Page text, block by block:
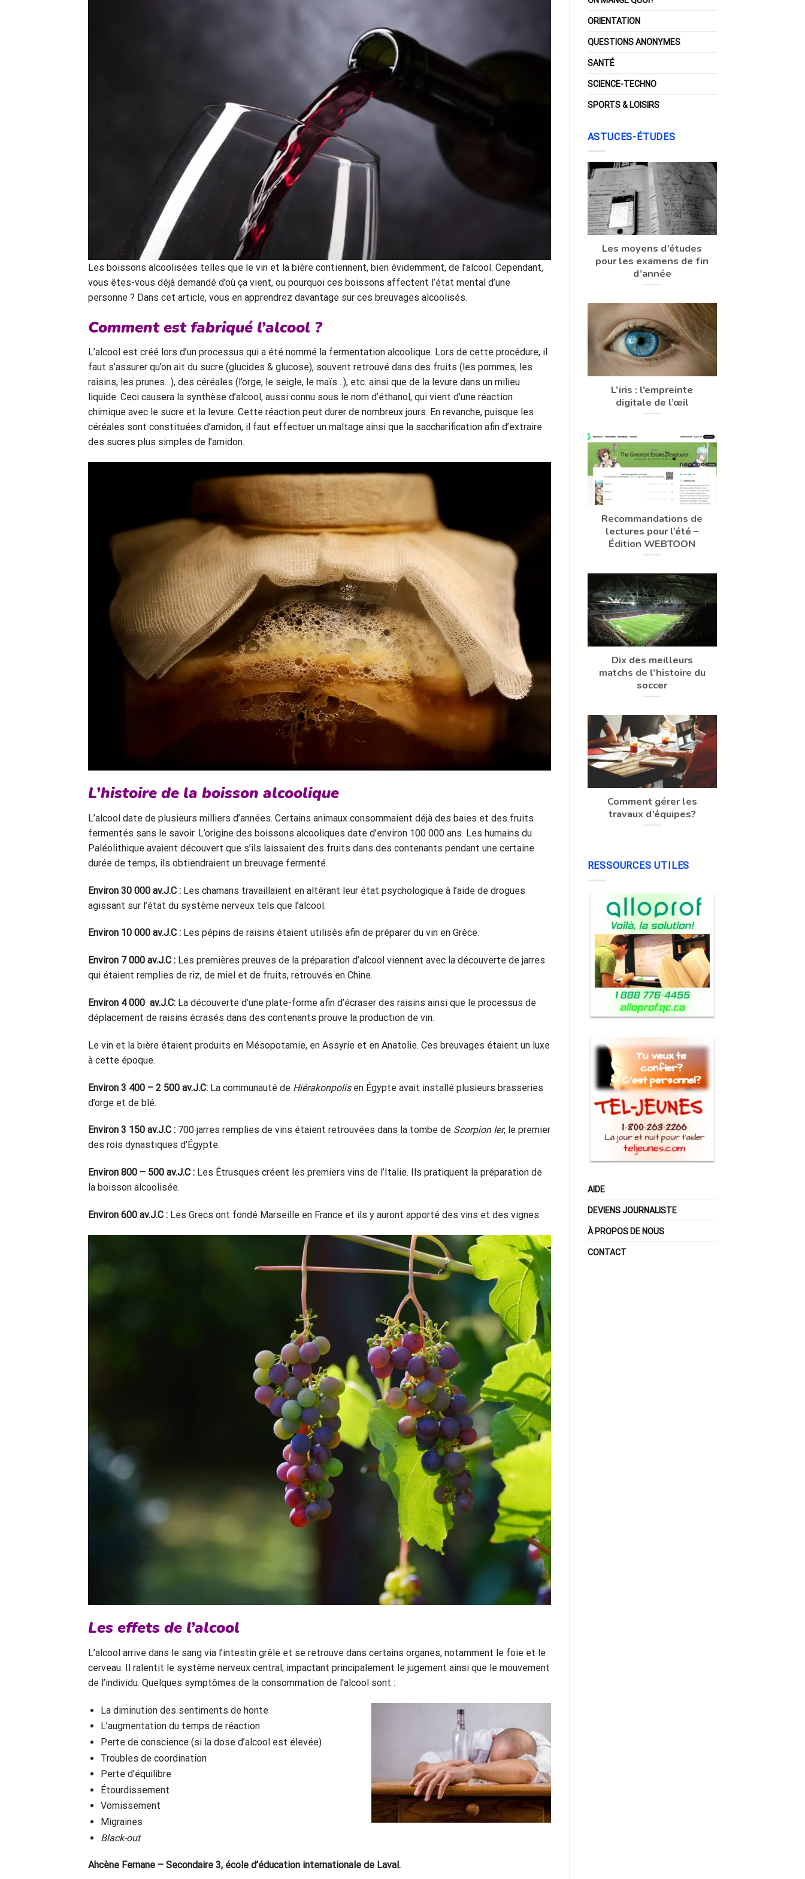
Les boissons alcoolisées telles que le vin et la bière contiennent, bien évidemment, de l’alcool. Cependant,
vous êtes-vous déjà demandé d’où ça vient, ou pourquoi ces boissons affectent l’état mental d’une
personne ? Dans cet article, vous en apprendrez davantage sur ces breuvages alcoolisés.
Comment est fabriqué l’alcool ?
L’alcool est créé lors d’un processus qui a été nommé la fermentation alcoolique. Lors de cette procédure, il
faut s’assurer qu’on ait du sucre (glucides & glucose), souvent retrouvé dans des fruits (les pommes, les
raisins, les prunes…), des céréales (l’orge, le seigle, le maïs…), etc. ainsi que de la levure dans un milieu
liquide. Ceci causera la synthèse d’alcool, aussi connu sous le nom d’éthanol, qui vient d’une réaction
chimique avec le sucre et la levure. Cette réaction peut durer de nombreux jours. En revanche, puisque les
céréales sont constituées d’amidon, il faut effectuer un maltage ainsi que la saccharification afin d’extraire
des sucres plus simples de l’amidon.
L’histoire de la boisson alcoolique
L’alcool date de plusieurs milliers d’années. Certains animaux consommaient déjà des baies et des fruits
fermentés sans le savoir. L’origine des boissons alcooliques date d’environ 100 000 ans. Les humains du
Paléolithique avaient découvert que s’ils laissaient des fruits dans des contenants pendant une certaine
durée de temps, ils obtiendraient un breuvage fermenté.
Environ 30 000 av.J.C : Les chamans travaillaient en altérant leur état psychologique à l’aide de drogues
agissant sur l’état du système nerveux tels que l’alcool.
Environ 10 000 av.J.C : Les pépins de raisins étaient utilisés afin de préparer du vin en Grèce.
Environ 7 000 av.J.C : Les premières preuves de la préparation d’alcool viennent avec la découverte de jarres
qui étaient remplies de riz, de miel et de fruits, retrouvés en Chine.
Environ 4 000 av.J.C: La découverte d’une plate-forme afin d’écraser des raisins ainsi que le processus de
déplacement de raisins écrasés dans des contenants prouve la production de vin.
Le vin et la bière étaient produits en Mésopotamie, en Assyrie et en Anatolie. Ces breuvages étaient un luxe
à cette époque.
Environ 3 400 – 2 500 av.J.C: La communauté de Hiérakonpolisen Égypte avait installé plusieurs brasseries
d’orge et de blé.
Environ 3 150 av.J.C : 700 jarres remplies de vins étaient retrouvées dans la tombe de Scorpion Ier, le premier
des rois dynastiques d’Égypte.
Environ 800 – 500 av.J.C : Les Étrusques créent les premiers vins de l’Italie. Ils pratiquent la préparation de
la boisson alcoolisée.
Environ 600 av.J.C : Les Grecs ont fondé Marseille en France et ils y auront apporté des vins et des vignes.
Les effets de l’alcool
L’alcool arrive dans le sang via l’intestin grêle et se retrouve dans certains organes, notamment le foie et le
cerveau. Il ralentit le système nerveux central, impactant principalement le jugement ainsi que le mouvement
de l’individu. Quelques symptômes de la consommation de l’alcool sont :
La diminution des sentiments de honte
L’augmentation du temps de réaction
Perte de conscience (si la dose d’alcool est élevée)
Troubles de coordination
Perte d’équilibre
Étourdissement
Vomissement
Migraines
Black-out
Ahcène Fernane – Secondaire 3, école d’éducation internationale de Laval.
ORIENTATION
QUESTIONS ANONYMES
SANTÉ
SCIENCE-TECHNO
SPORTS & LOISIRS
ASTUCES-ÉTUDES
Les moyens d’études
pour les examens de fin
d’année
L’iris : l’empreinte
digitale de l’œil
Recommandations de
lectures pour l’été –
Édition WEBTOON
Dix des meilleurs
matchs de l’histoire du
soccer
Comment gérer les
travaux d’équipes?
RESSOURCES UTILES
AIDE
DEVIENS JOURNALISTE
À PROPOS DE NOUS
CONTACT